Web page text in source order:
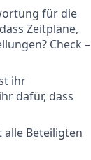
für die
Zeitpläne,
Check –
ihr
dafür, dass
Beteiligten